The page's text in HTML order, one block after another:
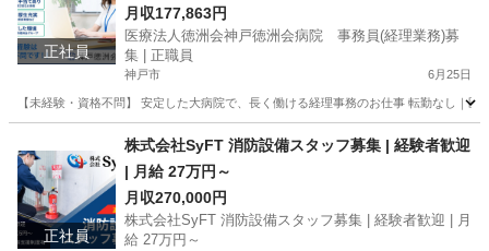
正社員
月収177,863円
医療法人徳洲会神戸徳洲会病院 事務員(経理業務)募
集 | 正職員
神戸市 6月25日
【未経験・資格不問】 安定した大病院で、長く働ける経理事務のお仕事 転勤なし｜
医療事務
正社員
株式会社SyFT 消防設備スタッフ募集 | 経験者歓迎
| 月給 27万円～
月収270,000円
株式会社SyFT 消防設備スタッフ募集 | 経験者歓迎 | 月
給 27万円～